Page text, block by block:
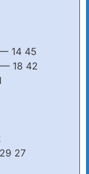
14 45
18 42
27